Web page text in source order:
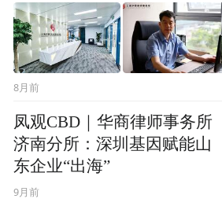
8月前
凤观CBD｜华商律师事务所
济南分所：深圳基因赋能山
东企业“出海”
9月前